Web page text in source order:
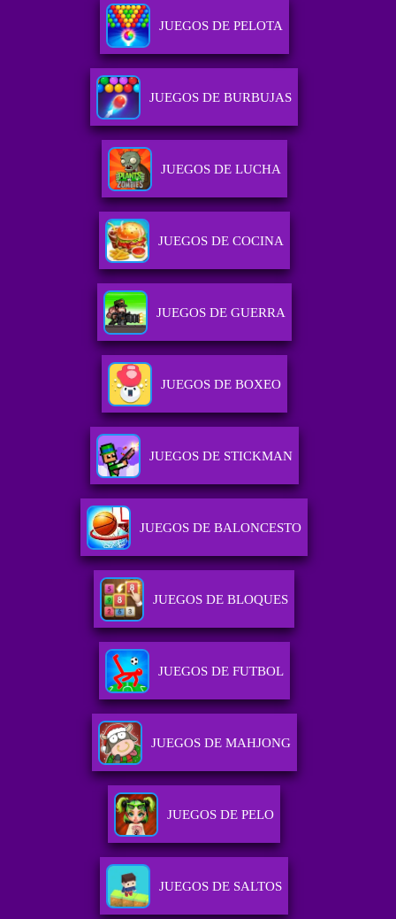
JUEGOS DE PELOTA
JUEGOS DE BURBUJAS
JUEGOS DE LUCHA
JUEGOS DE COCINA
JUEGOS DE GUERRA
JUEGOS DE BOXEO
JUEGOS DE STICKMAN
JUEGOS DE BALONCESTO
JUEGOS DE BLOQUES
JUEGOS DE FUTBOL
JUEGOS DE MAHJONG
JUEGOS DE PELO
JUEGOS DE SALTOS